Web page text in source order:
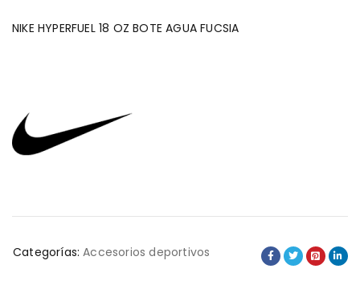
NIKE HYPERFUEL 18 OZ BOTE AGUA FUCSIA
Categorías: Accesorios deportivos